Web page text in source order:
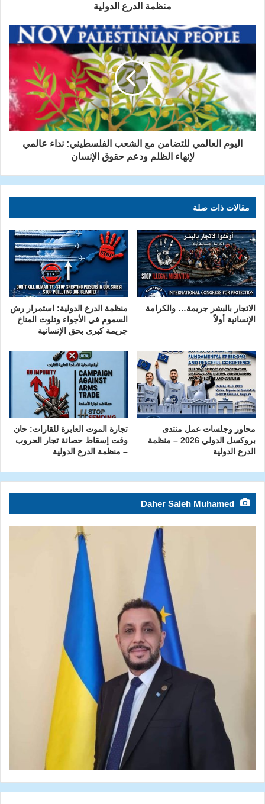
منظمة الدرع الدولية
اليوم العالمي للتضامن مع الشعب الفلسطيني: نداء عالمي
لإنهاء الظلم ودعم حقوق الإنسان
مقالات ذات صلة
الاتجار بالبشر جريمة… والكرامة
الإنسانية أولاً
منظمة الدرع الدولية: استمرار رش
السموم في الأجواء وتلوث المناخ
جريمة كبرى بحق الإنسانية
محاور وجلسات عمل منتدى
بروكسل الدولي 2026 – منظمة
الدرع الدولية
تجارة الموت العابرة للقارات: حان
وقت إسقاط حصانة تجار الحروب
– منظمة الدرع الدولية
Daher Saleh Muhamed